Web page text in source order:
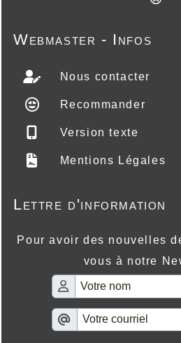
Webmaster - Infos
Nous contacter
Recommander
Version texte
Mentions Légales
Lettre d'information
Pour avoir des nouvelles
vous à notre